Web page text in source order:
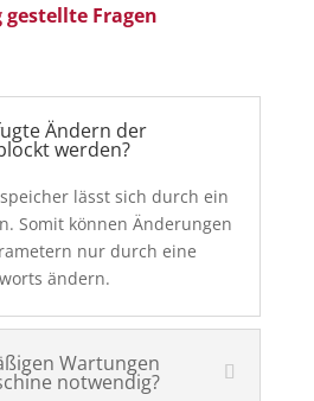
gestellte Fragen
Ändern der
werden?
lässt sich durch ein
Somit können Änderungen
nur durch eine
ändern.
Wartungen
notwendig?